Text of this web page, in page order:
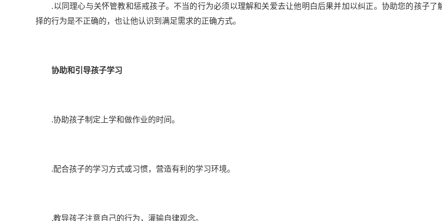
.以同理心与关怀管教和惩戒孩子。不当的行为必须以理解和关爱去让他明白后果并加以纠正。协助您的孩子了
择的行为是不正确的，也让他认识到满足需求的正确方式。
协助和引导孩子学习
.协助孩子制定上学和做作业的时间。
.配合孩子的学习方式或习惯，营造有利的学习环境。
.教导孩子注意自己的行为，灌输自律观念。